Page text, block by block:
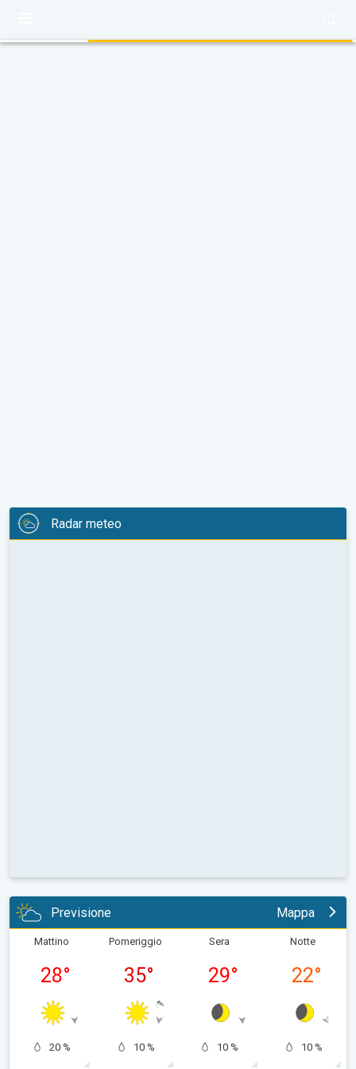
Radar meteo
Previsione Mappa
Mattino
28°
20 %
Pomeriggio
35°
10 %
Sera
29°
10 %
Notte
22°
10 %